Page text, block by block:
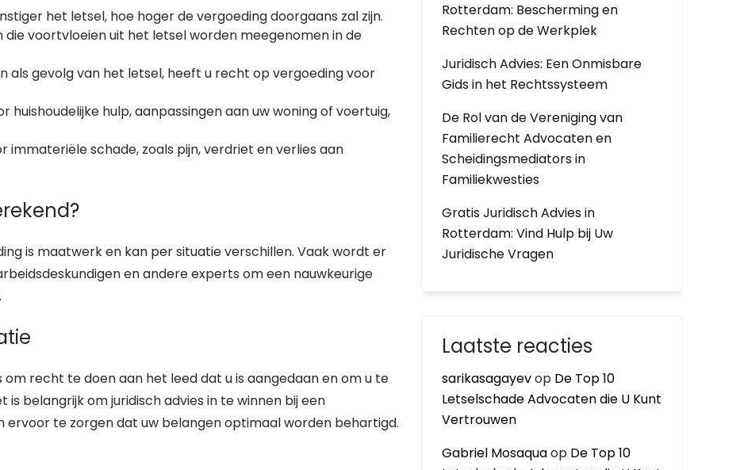
het letsel, hoe hoger de vergoeding doorgaans zal zijn.
die voortvloeien uit het letsel worden meegenomen in de
als gevolg van het letsel, heeft u recht op vergoeding voor
huishoudelijke hulp, aanpassingen aan uw woning of voertuig,
immateriële schade, zoals pijn, verdriet en verlies aan
is maatwerk en kan per situatie verschillen. Vaak wordt er
en andere experts om een nauwkeurige
recht te doen aan het leed dat u is aangedaan en om u te
belangrijk om juridisch advies in te winnen bij een
te zorgen dat uw belangen optimaal worden behartigd.
Rotterdam: Bescherming en
Rechten op de Werkplek
Juridisch Advies: Een Onmisbare
Gids in het Rechtssysteem
De Rol van de Vereniging van
Familierecht Advocaten en
Scheidingsmediators in
Familiekwesties
Gratis Juridisch Advies in
Rotterdam: Vind Hulp bij Uw
Juridische Vragen
Laatste reacties
sarikasagayevop De Top 10
Letselschade Advocaten die U Kunt
Vertrouwen
Gabriel Mosaquaop De Top 10